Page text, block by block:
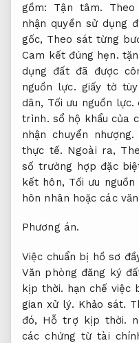
gồm: Tận tâm.
nhận quyền sử dụng
gốc, Theo sát từng
Cam kết đúng hẹn.
dụng đất đã được
nguồn lực. giấy tờ
dân, Tối ưu nguồn lực.
trình. sổ hộ khẩu của
nhận chuyển nhượng.
thực tế. Ngoài ra,
số trường hợp đặc
kết hôn, Tối ưu nguồn
hôn nhân hoặc các
Phương án.
Việc chuẩn bị hồ sơ
Văn phòng đăng ký
kịp thời. hạn chế việc
gian xử lý. Khảo sát.
đó, Hỗ trợ kịp thời.
các chứng từ tài